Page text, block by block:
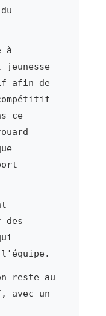
à
jeunesse
afin de
ce
des
reste au
avec un